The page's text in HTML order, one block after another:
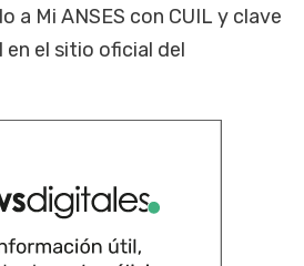
a Mi ANSES con CUIL y clave
en el sitio oficial del